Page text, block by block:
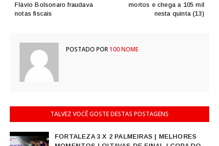
mortos e chega a 105 mil
nesta quinta (13)
Flávio Bolsonaro fraudava
notas fiscais
POSTADO POR100 NOME
TALVEZ VOCÊ GOSTE DESTAS POSTAGENS
FORTALEZA 3 X 2 PALMEIRAS | MELHORES